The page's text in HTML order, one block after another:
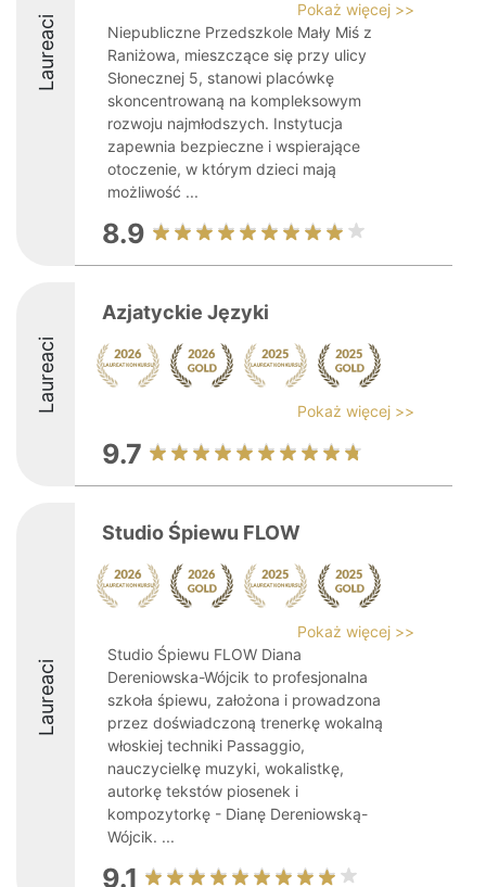
Laureaci
Pokaż więcej >>
Niepubliczne Przedszkole Mały Miś z
Raniżowa, mieszczące się przy ulicy
Słonecznej 5, stanowi placówkę
skoncentrowaną na kompleksowym
rozwoju najmłodszych. Instytucja
zapewnia bezpieczne i wspierające
otoczenie, w którym dzieci mają
możliwość ...
8.9
Laureaci
Azjatyckie Języki
Pokaż więcej >>
9.7
Laureaci
Studio Śpiewu FLOW
Pokaż więcej >>
Studio Śpiewu FLOW Diana
Dereniowska-Wójcik to profesjonalna
szkoła śpiewu, założona i prowadzona
przez doświadczoną trenerkę wokalną
włoskiej techniki Passaggio,
nauczycielkę muzyki, wokalistkę,
autorkę tekstów piosenek i
kompozytorkę - Dianę Dereniowską-
Wójcik. ...
9.1